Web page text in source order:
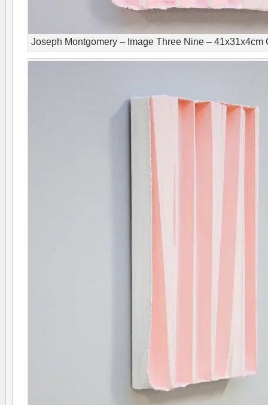
Joseph Montgomery – Image Three Nine – 41x31x4cm